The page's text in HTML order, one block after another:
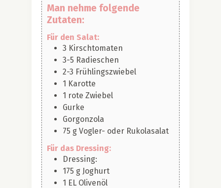
Man nehme folgende
Zutaten:
Für den Salat:
3 Kirschtomaten
3-5 Radieschen
2-3 Frühlingszwiebel
1 Karotte
1 rote Zwiebel
Gurke
Gorgonzola
75 g Vogler- oder Rukolasalat
Für das Dressing:
Dressing:
175 g Joghurt
1 EL Olivenöl